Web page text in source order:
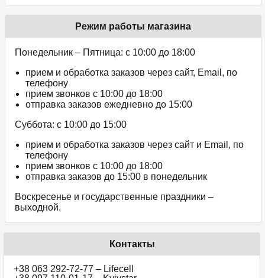
Режим работы магазина
Понедельник – Пятница: с 10:00 до 18:00
прием и обработка заказов через сайт, Email, по
телефону
прием звонков c 10:00 до 18:00
отправка заказов ежедневно до 15:00
Суббота: с 10:00 до 15:00
прием и обработка заказов через сайт и Email, по
телефону
прием звонков c 10:00 до 18:00
отправка заказов до 15:00 в понедельник
Воскресенье и государственные праздники –
выходной.
Контакты
+38 063 292-72-77 – Lifecell